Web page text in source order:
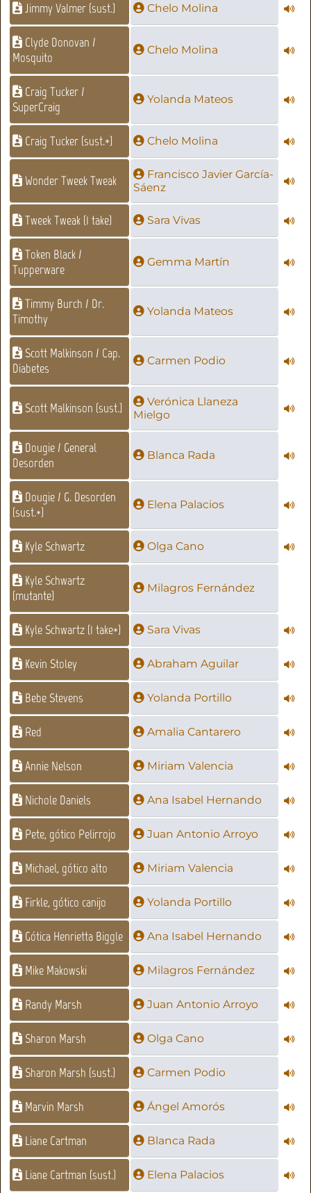
Jimmy Valmer (sust.) Chelo Molina
Clyde Donovan /
Mosquito
Chelo Molina
Craig Tucker /
SuperCraig
Yolanda Mateos
Craig Tucker (sust.*) Chelo Molina
Wonder Tweek Tweak
Francisco Javier García-
Sáenz
Tweek Tweak (1 take) Sara Vivas
Token Black /
Tupperware
Gemma Martín
Timmy Burch / Dr.
Timothy
Yolanda Mateos
Scott Malkinson / Cap.
Diabetes
Carmen Podio
Scott Malkinson (sust.)
Verónica Llaneza
Mielgo
Dougie / General
Desorden
Blanca Rada
Dougie / G. Desorden
(sust.*)
Elena Palacios
Kyle Schwartz Olga Cano
Kyle Schwartz
(mutante)
Milagros Fernández
Kyle Schwartz (1 take*) Sara Vivas
Kevin Stoley Abraham Aguilar
Bebe Stevens Yolanda Portillo
Red Amalia Cantarero
Annie Nelson Miriam Valencia
Nichole Daniels Ana Isabel Hernando
Pete, gótico Pelirrojo Juan Antonio Arroyo
Michael, gótico alto Miriam Valencia
Firkle, gótico canijo Yolanda Portillo
Gótica Henrietta Biggle Ana Isabel Hernando
Mike Makowski Milagros Fernández
Randy Marsh Juan Antonio Arroyo
Sharon Marsh Olga Cano
Sharon Marsh (sust.) Carmen Podio
Marvin Marsh Ángel Amorós
Liane Cartman Blanca Rada
Liane Cartman (sust.) Elena Palacios